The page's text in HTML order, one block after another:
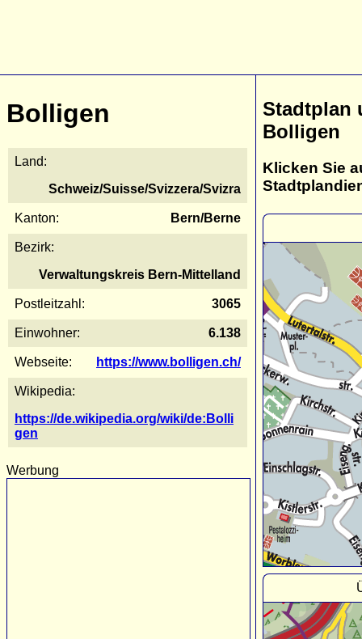
Bolligen
Land:
Schweiz/Suisse/Svizzera/Svizra
Kanton: Bern/Berne
Bezirk:
Verwaltungskreis Bern-Mittelland
Postleitzahl: 3065
Einwohner: 6.138
Webseite: https://www.bolligen.ch/
Wikipedia:
https://de.wikipedia.org/wiki/de:Bolli
gen
Werbung
Stadtplan
Bolligen
Klicken Sie